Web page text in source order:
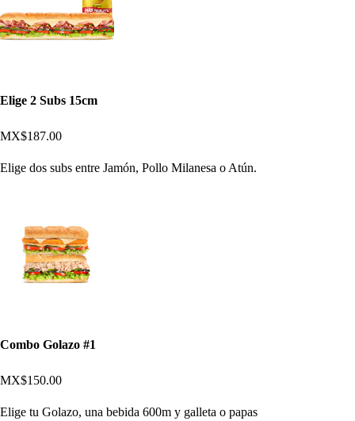
Elige 2 Subs 15cm
MX$187.00
Elige dos subs entre Jamón, Pollo Milanesa o Atún.
Combo Golazo #1
MX$150.00
Elige tu Golazo, una bebida 600m y galleta o papas